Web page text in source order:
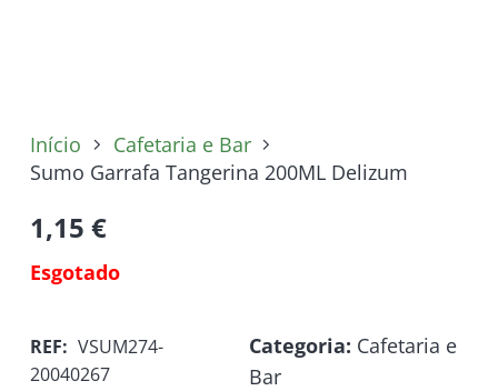
Início
Cafetaria e Bar
Sumo Garrafa Tangerina 200ML Delizum
1,15 €
Esgotado
REF: VSUM274-
20040267
Categoria: Cafetaria e
Bar